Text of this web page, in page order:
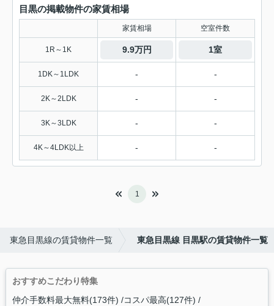
目黒の掲載物件の家賃相場
家賃相場 空室件数
1R～1K 9.9万円 1室
1DK～1LDK - -
2K～2LDK - -
3K～3LDK - -
4K～4LDK以上 - -
1
東急目黒線の賃貸物件一覧 東急目黒線 目黒駅の賃貸物件一覧
おすすめこだわり特集
仲介手数料最大無料(173件) コスパ最高(127件)